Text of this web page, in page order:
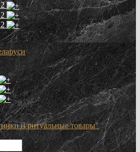
и ритуальные товары"